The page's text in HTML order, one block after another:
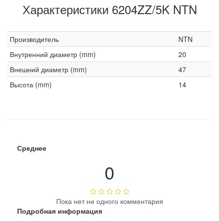
Характеристики 6204ZZ/5K NTN
Производитель
NTN
Внутренний диаметр (mm)
20
Внешний диаметр (mm)
47
Высота (mm)
14
Среднее
0
Пока нет ни одного комментария
Подробная информация